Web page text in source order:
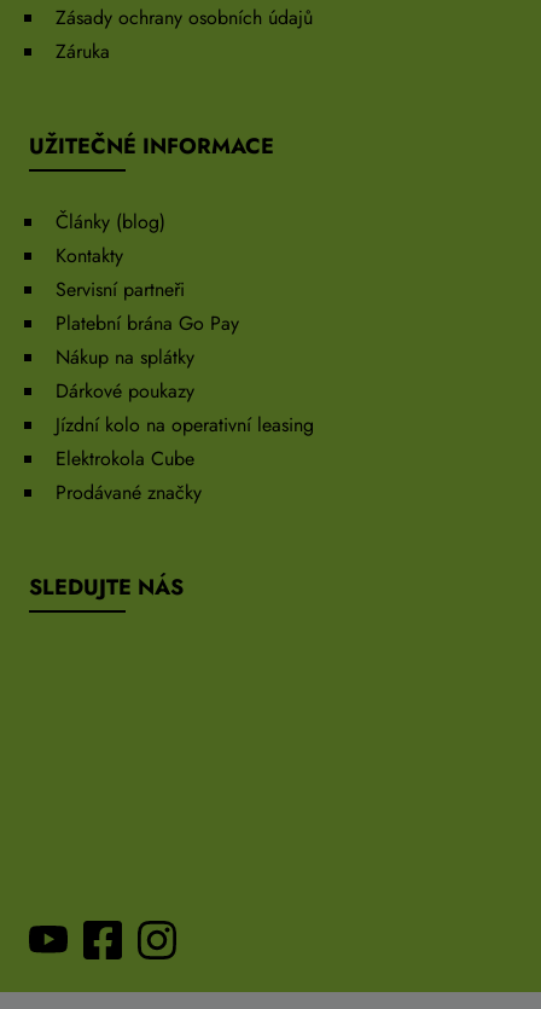
Zásady ochrany osobních údajů
Záruka
UŽITEČNÉ INFORMACE
Články (blog)
Kontakty
Servisní partneři
Platební brána Go Pay
Nákup na splátky
Dárkové poukazy
Jízdní kolo na operativní leasing
Elektrokola Cube
Prodávané značky
SLEDUJTE NÁS